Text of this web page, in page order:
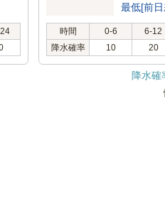
最低[前日
時間 0-6 6-12
降水確率
10 20
降水確